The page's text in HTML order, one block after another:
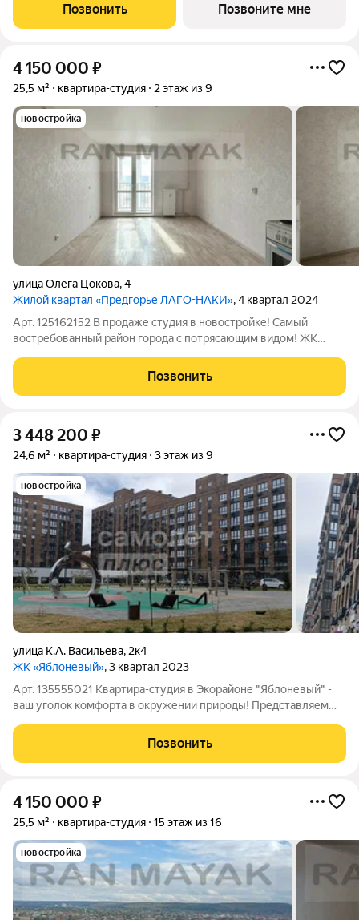
класса «Долина» от ГК ССК. О проекте Добро пожаловать в
жилой комплекс «Долина» живописный
Позвонить Позвоните мне
4 150 000 ₽
25,5 м² квартира-студия 2 этаж из 9
новостройка
улица Олега Цокова,4
Жилой квартал «Предгорье ЛАГО-НАКИ», 4 квартал 2024
Арт. 125162152 В продаже студия в новостройке! Самый
востребованный район города с потрясающим видом! ЖК
Квартира на комфортном втором этаже Дом сдан в
эксплуатацию! Квартира с ремонтом от
Позвонить
3 448 200 ₽
24,6 м² квартира-студия 3 этаж из 9
новостройка
улица К.А. Васильева, 2к4
ЖК «Яблоневый», 3 квартал 2023
Арт. 135555021 Квартира-студия в Экорайоне "Яблоневый" -
ваш уголок комфорта в окружении природы! Представляем
современном экорайоне "Яблоневый". Это идеальное
решение для тех, кто ценит функциональность
Позвонить
4 150 000 ₽
25,5 м² квартира-студия 15 этаж из 16
новостройка